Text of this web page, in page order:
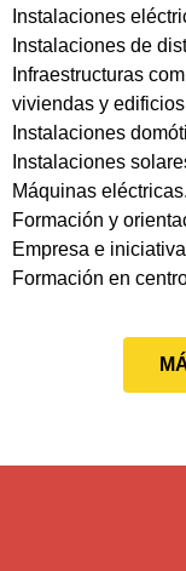
Instalaciones
Instalaciones de
Infraestructuras
viviendas y edificios
Instalaciones
Instalaciones
Máquinas eléctricas.
Formación y
Empresa e
Formación en